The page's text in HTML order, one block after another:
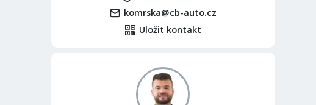
komrska@cb-auto.cz
Uložit kontakt